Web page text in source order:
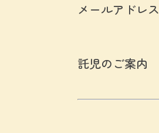
メールアドレス
託児のご案内